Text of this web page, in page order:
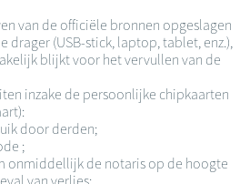
van de officiële bronnen opgeslagen
(USB-stick, laptop, tablet, enz.),
blijkt voor het vervullen van de
inzake de persoonlijke chipkaarten
door derden;
;
onmiddellijk de notaris op de hoogte